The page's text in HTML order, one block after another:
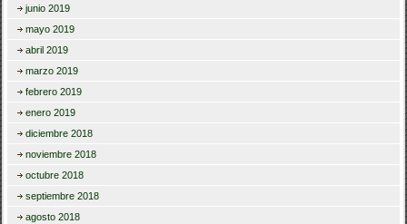
junio 2019
mayo 2019
abril 2019
marzo 2019
febrero 2019
enero 2019
diciembre 2018
noviembre 2018
octubre 2018
septiembre 2018
agosto 2018